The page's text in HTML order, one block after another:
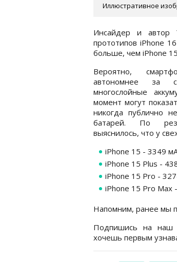
Иллюстративное
Инсайдер и автор
прототипов iPhone
больше, чем iPhone
Вероятно,
автономнее за
многослойные
момент могут
никогда публично
батарей. По
выяснилось, что у
iPhone 15 - 3349
iPhone 15 Plus -
iPhone 15 Pro -
iPhone 15 Pro Max
Напомним, ранее мы
Подпишись на наш
хочешь первым